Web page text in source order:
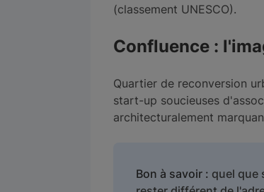
(classement UNESCO).
Confluence :
Quartier de reconversion
start-up soucieuses
architecturalement
Bon à savoir : quel que